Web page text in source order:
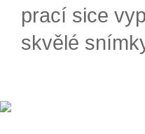
prací sice
skvělé